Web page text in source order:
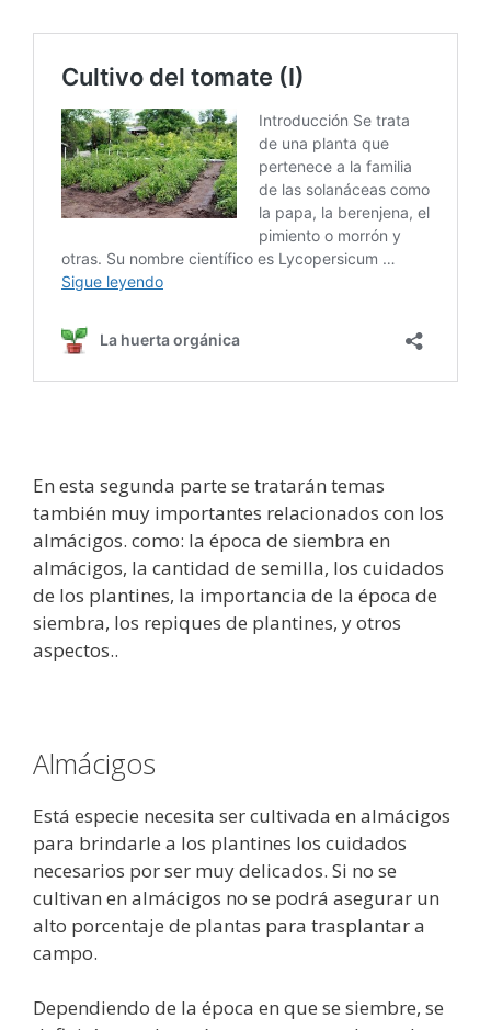
En esta segunda parte se tratarán temas
también muy importantes relacionados con los
almácigos. como: la época de siembra en
almácigos, la cantidad de semilla, los cuidados
de los plantines, la importancia de la época de
siembra, los repiques de plantines, y otros
aspectos..
Almácigos
Está especie necesita ser cultivada en almácigos
para brindarle a los plantines los cuidados
necesarios por ser muy delicados. Si no se
cultivan en almácigos no se podrá asegurar un
alto porcentaje de plantas para trasplantar a
campo.
Dependiendo de la época en que se siembre, se